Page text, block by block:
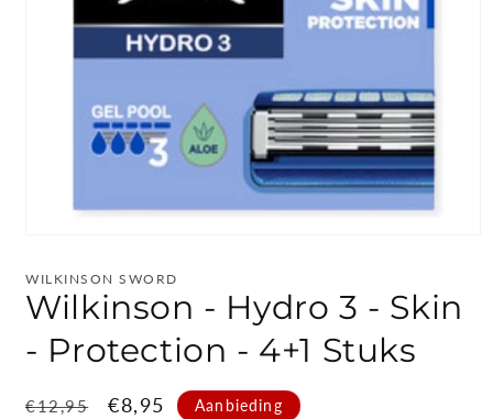
openen
modaal
WILKINSON SWORD
Wilkinson - Hydro 3 - Skin
- Protection - 4+1 Stuks
Normale
€12,95 Aanbiedingsprijs
€8,95 Aanbieding